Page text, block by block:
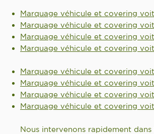
Marquage véhicule et covering
Marquage véhicule et covering
Marquage véhicule et covering
Marquage véhicule et covering
Marquage véhicule et covering
Marquage véhicule et covering
Marquage véhicule et covering
Marquage véhicule et covering
Nous intervenons rapidement